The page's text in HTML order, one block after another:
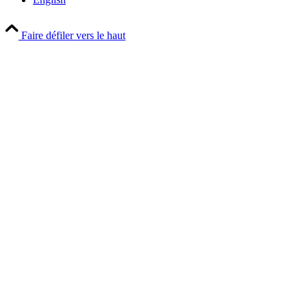
Faire défiler vers le haut